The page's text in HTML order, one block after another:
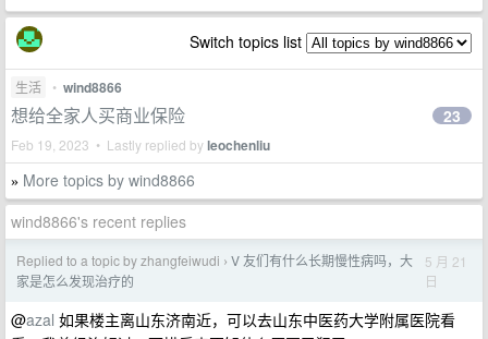
Switch topics list
生活 • wind8866
想给全家人买商业保险
Feb 19, 2023 • Lastly replied byleochenliu
23
» More topics by wind8866
wind8866's recent replies
Replied to a topic by zhangfeiwudi › V 友们有什么长期慢性病吗，大
家是怎么发现治疗的
5 月 21
日
@azal 如果楼主离山东济南近，可以去山东中医药大学附属医院看